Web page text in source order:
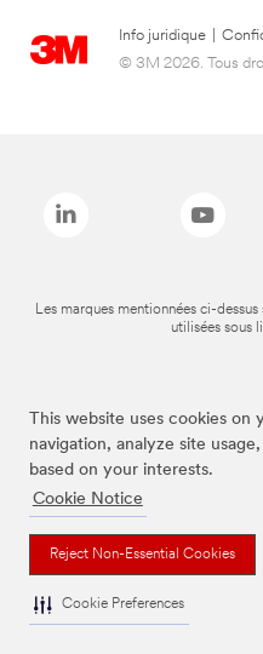
This website uses cookies
navigation, analyze site
based on your interests.
Cookie Notice
Reject Non-Essential Cookies
Cookie Preferences
Info juridique
© 3M 2026. Tous
Les marques mentionnées ci-
utilisées sous